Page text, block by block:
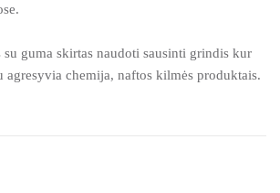
guma skirtas naudoti sausinti grindis kur
agresyvia chemija, naftos kilmės produktais.